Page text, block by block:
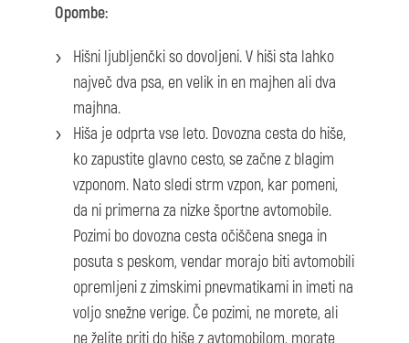
Opombe:
Hišni ljubljenčki so dovoljeni. V hiši sta lahko
največ dva psa, en velik in en majhen ali dva
majhna.
Hiša je odprta vse leto. Dovozna cesta do hiše,
ko zapustite glavno cesto, se začne z blagim
vzponom. Nato sledi strm vzpon, kar pomeni,
da ni primerna za nizke športne avtomobile.
Pozimi bo dovozna cesta očiščena snega in
posuta s peskom, vendar morajo biti avtomobili
opremljeni z zimskimi pnevmatikami in imeti na
voljo snežne verige. Če pozimi, ne morete, ali